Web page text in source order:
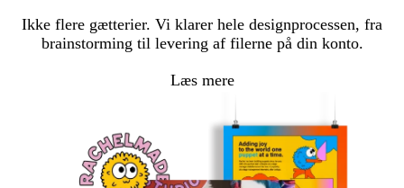
Ikke flere gætterier. Vi klarer hele designprocessen, fra
brainstorming til levering af filerne på din konto.
Læs mere